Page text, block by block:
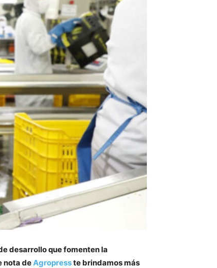
desarrollo que fomenten la
nota deAgropresste brindamos más